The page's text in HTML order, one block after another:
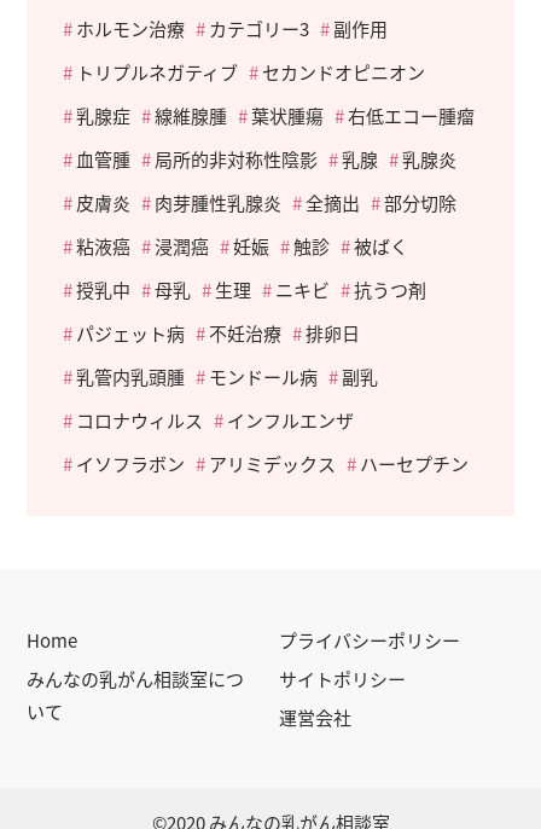
ホルモン治療
カテゴリー3
副作用
トリプルネガティブ
セカンドオピニオン
乳腺症
線維腺腫 葉状腫瘍
右低エコー腫瘤
血管腫
局所的非対称性陰影 乳腺
乳腺炎
皮膚炎
肉芽腫性乳腺炎 全摘出
部分切除
粘液癌
浸潤癌 妊娠 触診
被ばく
授乳中
母乳 生理 ニキビ
抗うつ剤
パジェット病
不妊治療
排卵日
乳管内乳頭腫
モンドール病
副乳
コロナウィルス
インフルエンザ
イソフラボン
アリミデックス ハーセプチン
Home
みんなの乳がん相談室につ
いて
プライバシーポリシー
サイトポリシー
運営会社
©2020 みんなの乳がん相談室